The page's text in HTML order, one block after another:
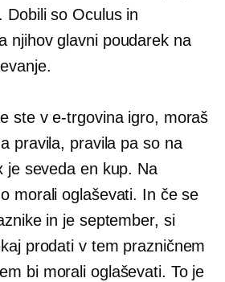
Dobili so Oculus in
njihov glavni poudarek na
ste ve-trgovinaigro, moraš
pravila, pravila pa so na
je seveda en kup. Na
morali oglaševati. In če se
in je september, si
prodati v tem prazničnem
bi morali oglaševati. To je